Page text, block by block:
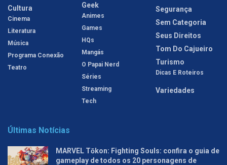
Cultura
Cinema
Literatura
Música
Programa Conexão
Teatro
Geek
Animes
Games
HQs
Mangás
O Papai Nerd
Séries
Streaming
Tech
Segurança
Sem Categoria
Seus Direitos
Tom Do Cajueiro
Turismo
Dicas E Roteiros
Variedades
Últimas Notícias
MARVEL Tōkon: Fighting Souls: confira o guia de
gameplay de todos os 20 personagens de